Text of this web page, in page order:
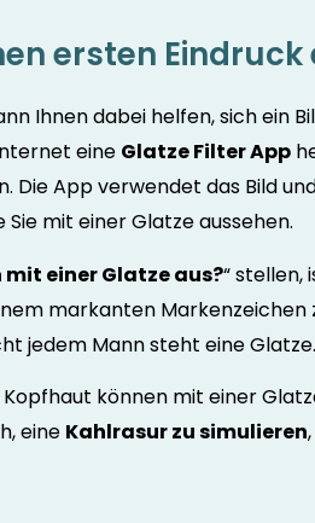
ersten
Ihnen dabei helfen, sich ein
eine Glatze Filter App
Die App verwendet das Bild
mit einer Glatze aussehen.
mit einer Glatze aus?“ stellen,
markanten
jedem Mann steht eine Glatze.
können mit einer
eine Kahlrasur zu simulieren